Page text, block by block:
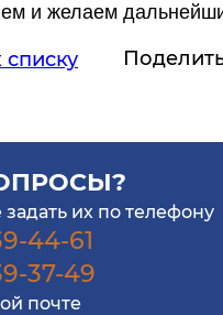
и желаем
списку
их по телефону
44-61
37-49
почте